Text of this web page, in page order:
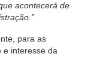
acontecerá de
”
para as
e interesse da